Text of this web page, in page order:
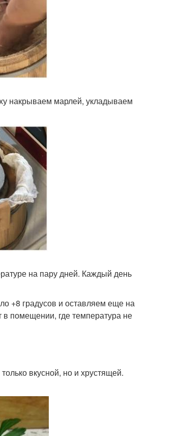
накрываем марлей, укладываем
на пару дней. Каждый день
+8 градусов и оставляем еще на
в помещении, где температура не
вкусной, но и хрустящей.